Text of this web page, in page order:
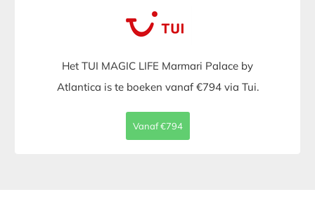
Het TUI MAGIC LIFE Marmari Palace by
Atlantica is te boeken vanaf €794 via Tui.
Vanaf €794